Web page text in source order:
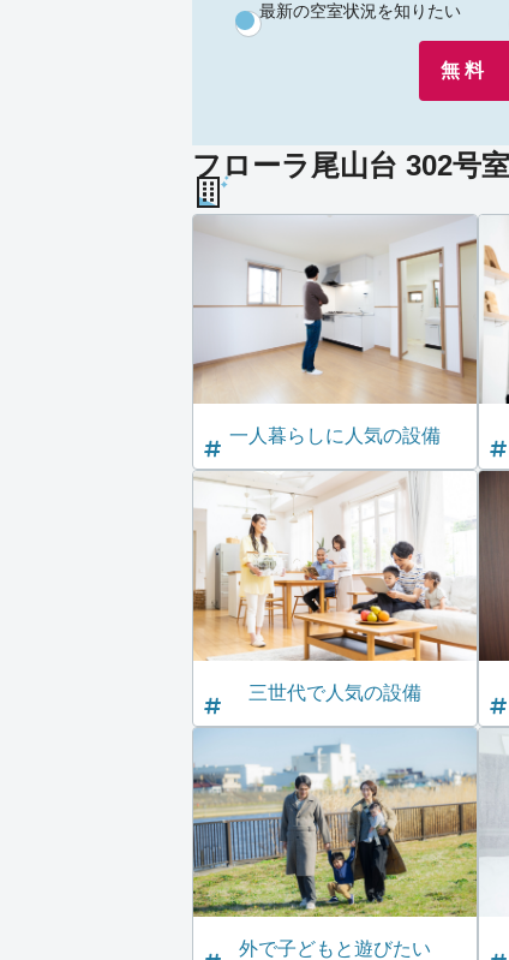
最新の空室状況を知りたい
無 料
フローラ尾山台 302号
一人暮らしに人気の設備
三世代で人気の設備
外で子どもと遊びたい